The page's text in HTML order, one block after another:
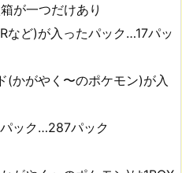
が一つだけあり
など)が入ったパック…17パッ
(かがやく〜のポケモン)が入
ック…287パック